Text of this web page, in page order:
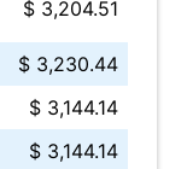
$ 3,204.51
$ 3,230.44
$ 3,144.14
$ 3,144.14